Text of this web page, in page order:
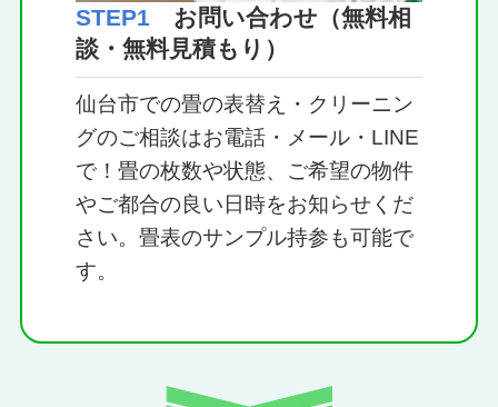
STEP1 お問い合わせ（無料相
談・無料見積もり）
仙台市での畳の表替え・クリーニン
グのご相談はお電話・メール・LINE
で！畳の枚数や状態、ご希望の物件
やご都合の良い日時をお知らせくだ
さい。畳表のサンプル持参も可能で
す。